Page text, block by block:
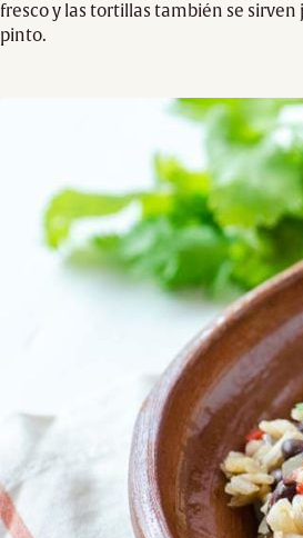
fresco y las tortillas también se sirven
pinto.